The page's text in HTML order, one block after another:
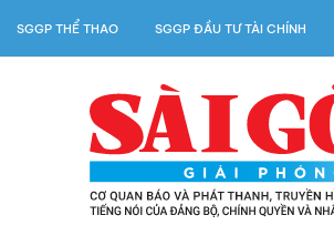
SGGP THỂ THAO SGGP ĐẦU TƯ TÀI CHÍNH